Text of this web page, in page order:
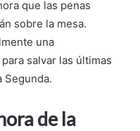
que las penas
sobre la mesa.
una
salvar las últimas
Segunda.
de la